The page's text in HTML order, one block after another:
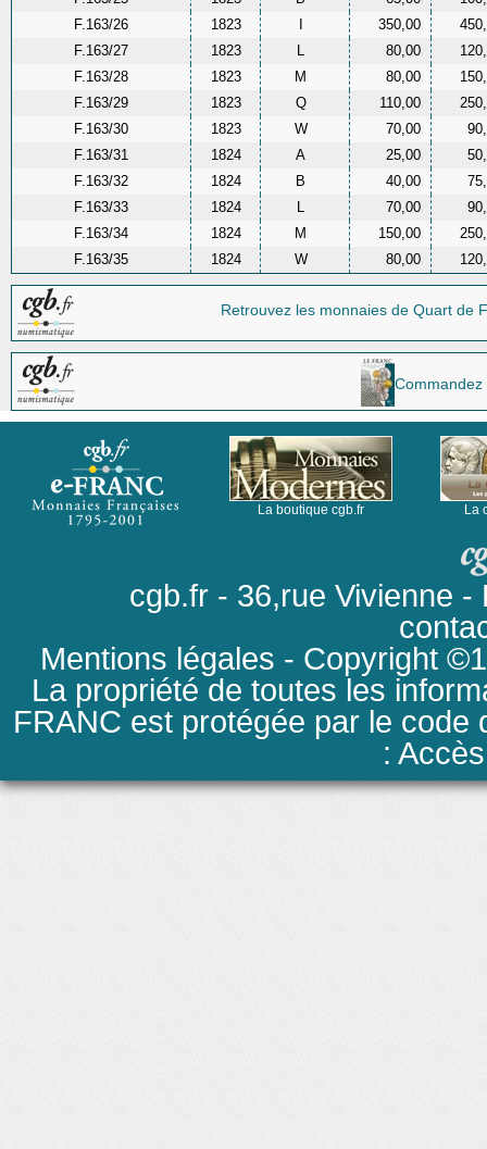
F.163/26
1823 350,00
F.163/27
1823 L 80,00
F.163/28
1823 M 80,00
F.163/29
1823 Q 110,00
F.163/30
1823 W 70,00
F.163/31
1824 A 25,00
F.163/32
1824 B 40,00
F.163/33
1824 L 70,00
F.163/34
1824 M 150,00
F.163/35
1824 W 80,00
Retrouvez les monnaies de Quart de
La boutique cgb.fr La
cgb.fr - 36,rue Vivienne -
Mentions légales - Copyright
La propriété de toutes les
FRANC est protégée par le code
: